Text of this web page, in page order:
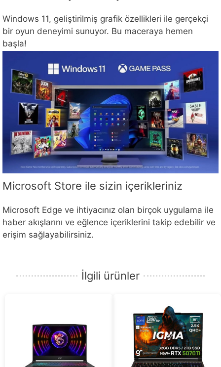
Windows 11, geliştirilmiş grafik özellikleri ile gerçekçi
bir oyun deneyimi sunuyor. Bu maceraya hemen
başla!
Microsoft Store ile sizin içerikleriniz
Microsoft Edge ve ihtiyacınız olan birçok uygulama ile
haber akışlarını ve eğlence içeriklerini takip edebilir ve
erişim sağlayabilirsiniz.
İlgili ürünler